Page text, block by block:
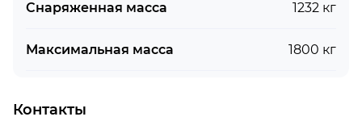
Снаряженная масса 1232 кг
Максимальная масса 1800 кг
Контакты